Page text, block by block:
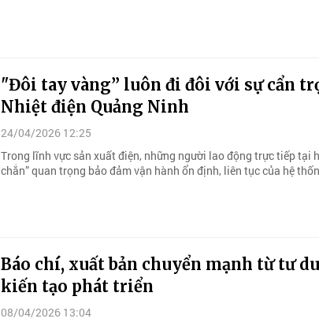
"Đôi tay vàng” luôn đi đôi với sự cẩn
Nhiệt điện Quảng Ninh
24/04/2026 12:25
Trong lĩnh vực sản xuất điện, những người lao động trực tiếp tại
chắn” quan trọng bảo đảm vận hành ổn định, liên tục của hệ
Báo chí, xuất bản chuyển mạnh từ tư
kiến tạo phát triển
08/04/2026 13:04